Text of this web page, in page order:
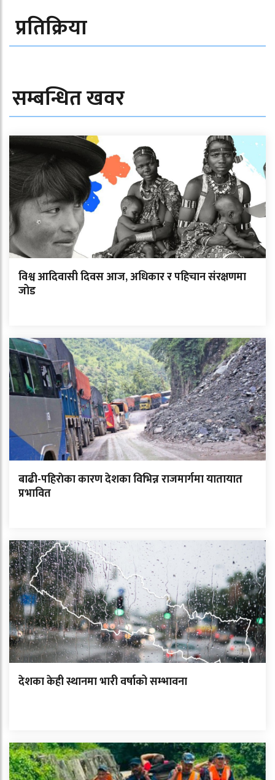
प्रतिक्रिया
सम्बन्धित खवर
विश्व आदिवासी दिवस आज, अधिकार र पहिचान संरक्षणमा
जोड
बाढी-पहिराेका कारण देशका विभिन्न राजमार्गमा यातायात
प्रभावित
देशका केही स्थानमा भारी वर्षाको सम्भावना